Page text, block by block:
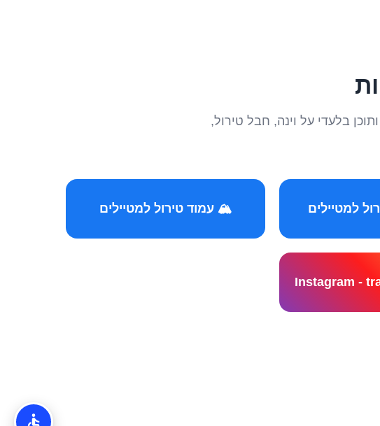
בלעדי על וינה, חבל טירול,
למטיילים 🏔️ עמוד טירול למטיילים